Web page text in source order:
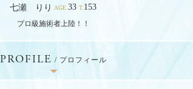
七瀬 りり AGE. 33 T. 153
プロ級施術者上陸！！
PROFILE / プロフィール